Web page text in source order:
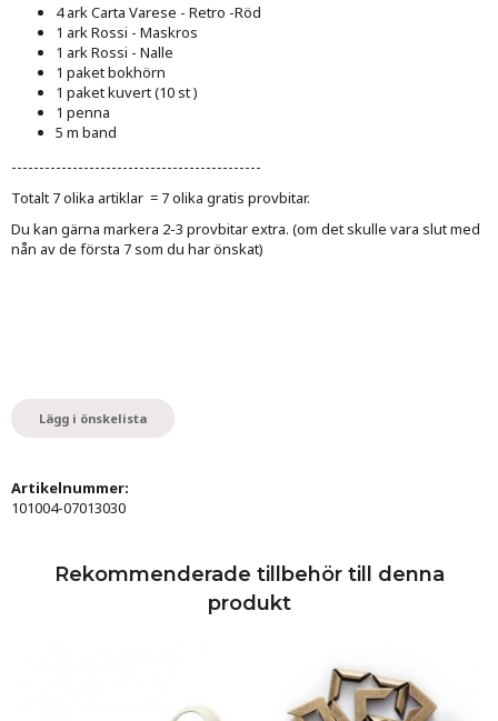
4 ark Carta Varese - Retro -Röd
1 ark Rossi - Maskros
1 ark Rossi - Nalle
1 paket bokhörn
1 paket kuvert (10 st )
1 penna
5 m band
---------------------------------------------
Totalt 7 olika artiklar = 7 olika gratis provbitar.
Du kan gärna markera 2-3 provbitar extra. (om det skulle vara slut med
nån av de första 7 som du har önskat)
Lägg i önskelista
Artikelnummer:
101004-07013030
Rekommenderade tillbehör till denna
produkt